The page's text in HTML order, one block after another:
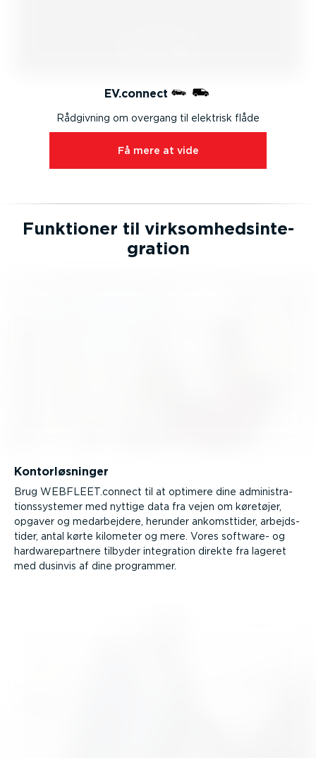
EV.connect
Rådgivning om overgang til elektrisk flåde
Få mere at vide
Funktioner til virksom­heds­in­te­
gration
Kontor­løs­ninger
Brug WEBFLEET.connect til at optimere dine admini­stra­
tions­sy­stemer med nyttige data fra vejen om køretøjer,
opgaver og medar­bejdere, herunder ankomst­tider, arbejds­
tider, antal kørte kilometer og mere. Vores software- og
hardwa­re­partnere tilbyder integration direkte fra lageret
med dusinvis af dine programmer.